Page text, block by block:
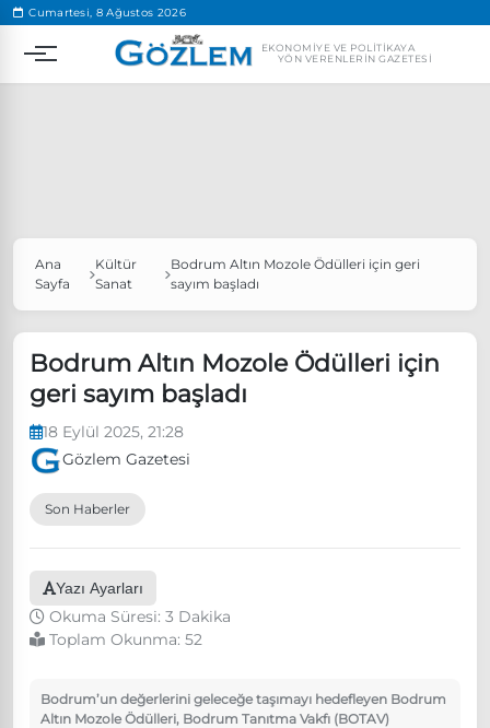
Cumartesi, 8 Ağustos 2026
EKONOMIYE VE POLITIKAYA
YÖN VERENLERIN GAZETESI
Popüler Aramalar
Özgür Özel, Ekrem İmamoğlu’nu ziyaret edecek
Ünlü çift bir etkinliğe daha katılmama kararı aldı
Boykot
Ana
Sayfa
Kültür
Sanat
Bodrum Altın Mozole Ödülleri için geri
sayım başladı
Bodrum Altın Mozole Ödülleri için
geri sayım başladı
18 Eylül 2025, 21:28
Gözlem Gazetesi
Son Haberler
Yazı Ayarları
Okuma Süresi: 3 Dakika
Toplam Okunma: 52
Bodrum’un değerlerini geleceğe taşımayı hedefleyen Bodrum
Altın Mozole Ödülleri, Bodrum Tanıtma Vakfı (BOTAV)